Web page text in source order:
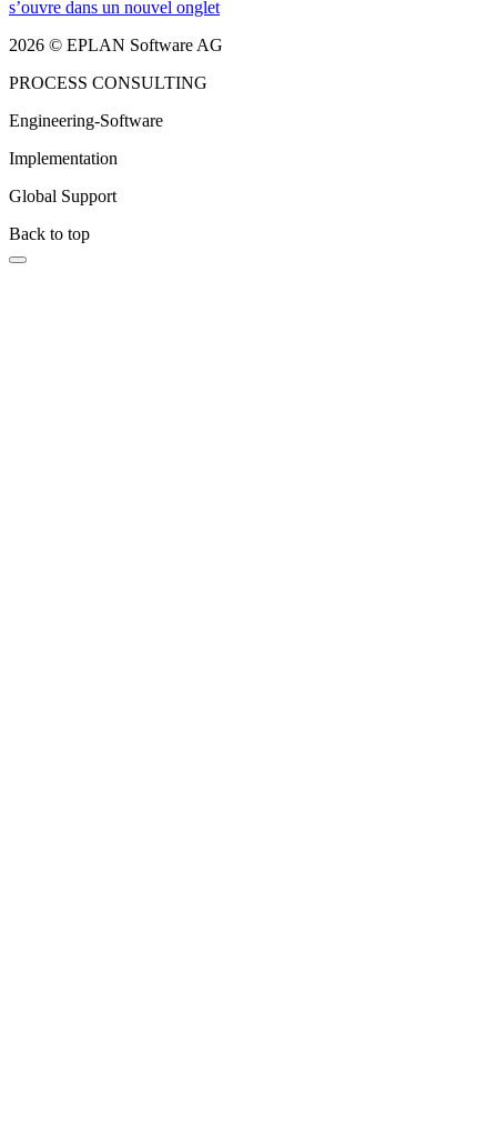
s’ouvre dans un nouvel onglet
2026 © EPLAN Software AG
PROCESS CONSULTING
Engineering-Software
Implementation
Global Support
Back to top